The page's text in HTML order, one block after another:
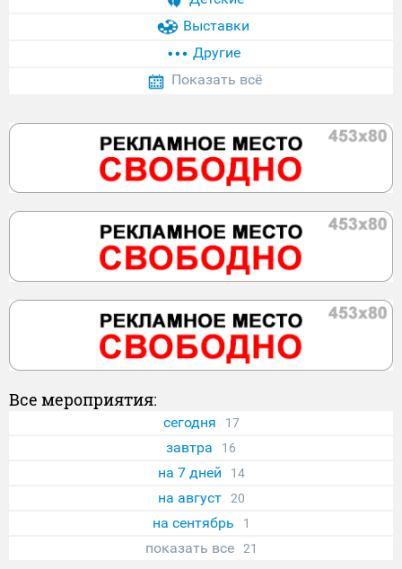
Выставки
Другие
Показать всё
Все мероприятия:
сегодня 17
завтра 16
на 7 дней 14
на август 20
на сентябрь 1
показать все 21